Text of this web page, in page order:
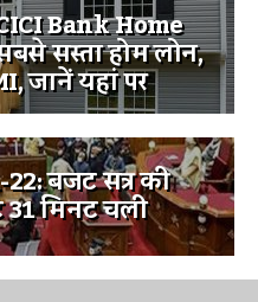
Bank Home
सस्ता होम लोन,
जानें यहां पर
बजट सत्र की
31 मिनट चली